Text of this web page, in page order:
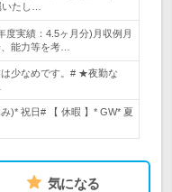
たし…
度実績：4.5ヶ月分)月収例月
能力等を考…
少なめです。# ★夜勤な
)* 祝日# 【 休暇 】* GW* 夏
気になる